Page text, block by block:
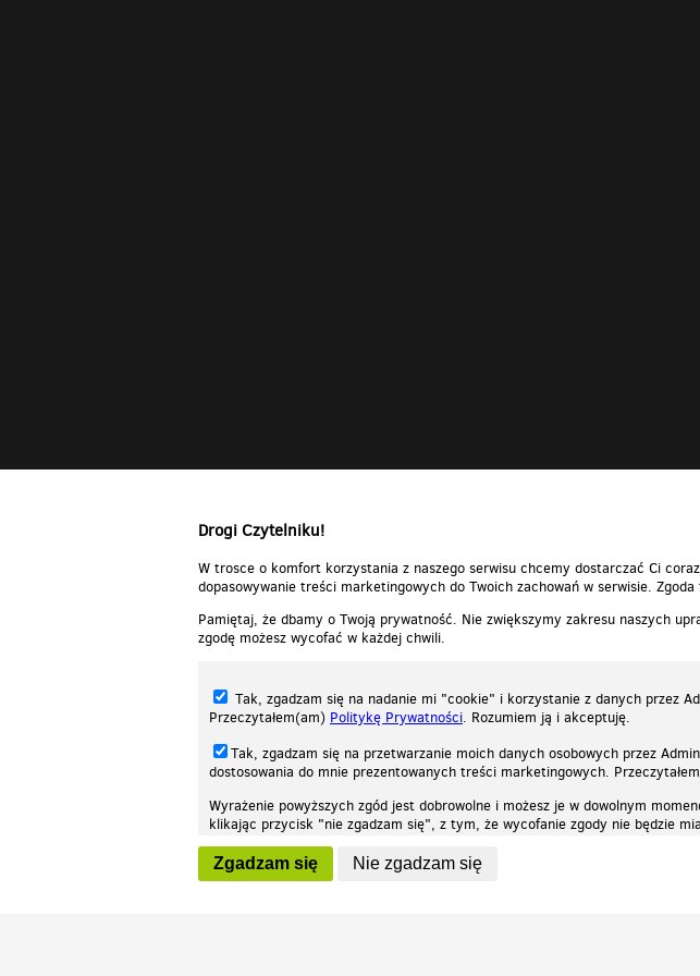
możliwość wyłączenia ich w
Drogi Czytelniku!
W trosce o komfort korzystania z naszego serwisu chcemy dostarczać Ci
dopasowywanie treści marketingowych do Twoich zachowań w serwisie.
Pamiętaj, że dbamy o Twoją prywatność. Nie zwiększymy zakresu naszych
zgodę możesz wycofać w każdej chwili.
Tak, zgadzam się na nadanie mi "cookie" i korzystanie z danych przez
Przeczytałem(am) Politykę Prywatności. Rozumiem ją i akceptuję.
Tak, zgadzam się na przetwarzanie moich danych osobowych przez
dostosowania do mnie prezentowanych treści marketingowych.
Wyrażenie powyższych zgód jest dobrowolne i możesz je w dowolnym
klikając przycisk "nie zgadzam się", z tym, że wycofanie zgody nie będzie
wycofaniem.
Zgadzam się
Nie zgadzam się